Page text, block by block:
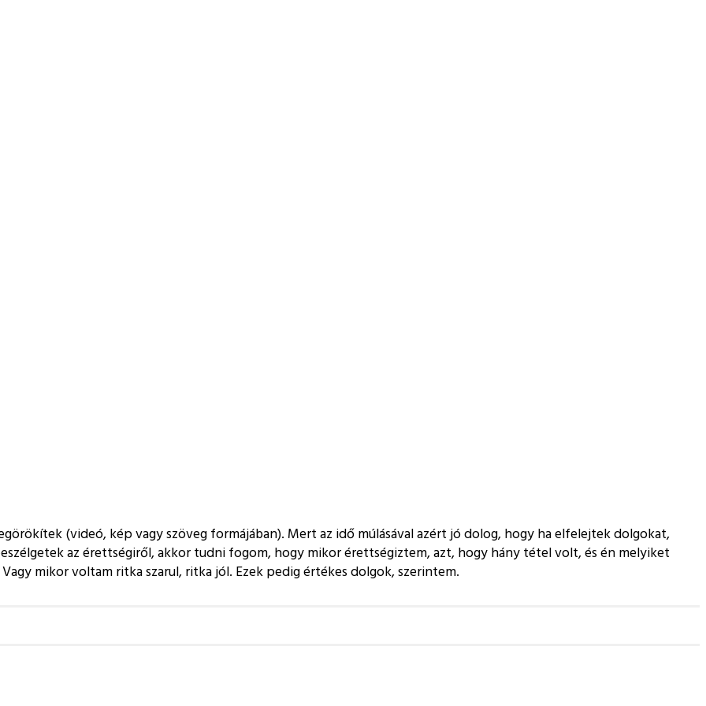
(videó, kép vagy szöveg formájában). Mert az idő múlásával azért jó dolog, hogy ha elfelejtek dolgokat,
az érettségiről, akkor tudni fogom, hogy mikor érettségiztem, azt, hogy hány tétel volt, és én melyiket
mikor voltam ritka szarul, ritka jól. Ezek pedig értékes dolgok, szerintem.